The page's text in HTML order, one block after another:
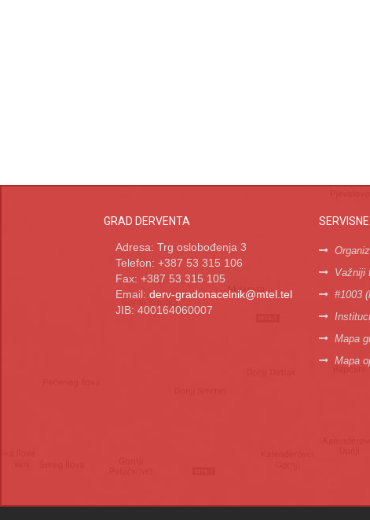
GRAD DERVENTA
Adresa: Trg oslobođenja 3
Telefon: +387 53 315 106
Fax: +387 53 315 105
Email: derv-gradonacelnik@mtel.tel
JIB: 400164060007
Važniji
#1003
Mapa
Mapa